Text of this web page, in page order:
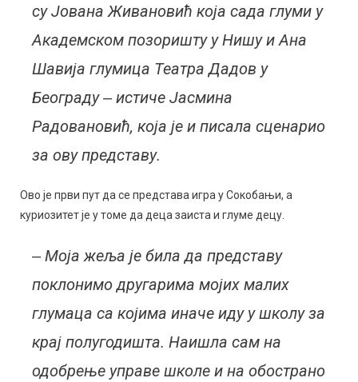
су Јована Живановић која сада глуми у
Академском позоришту у Нишу и Ана
Шавија глумица Театра Дадов у
Београду ‒ истиче Јасмина
Радовановић, која је и писала сценарио
за ову представу.
Ово је први пут да се представа игра у Сокобањи, а
куриозитет је у томе да деца заиста и глуме децу.
‒ Моја жеља је била да представу
поклонимо другарима мојих малих
глумаца са којима иначе иду у школу за
крај полугодишта. Наишла сам на
одобрење управе школе и на обострано